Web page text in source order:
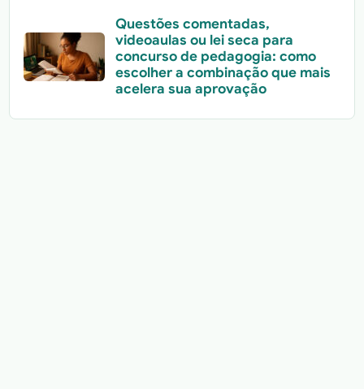
Questões comentadas,
videoaulas ou lei seca para
concurso de pedagogia: como
escolher a combinação que mais
acelera sua aprovação